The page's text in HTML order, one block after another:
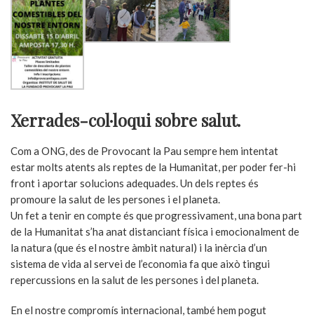
Xerrades-col·loqui sobre salut.
Com a ONG, des de Provocant la Pau sempre hem intentat
estar molts atents als reptes de la Humanitat, per poder fer-hi
front i aportar solucions adequades. Un dels reptes és
promoure la salut de les persones i el planeta.
Un fet a tenir en compte és que progressivament, una bona part
de la Humanitat s’ha anat distanciant física i emocionalment de
la natura (que és el nostre àmbit natural) i la inèrcia d’un
sistema de vida al servei de l’economia fa que això tingui
repercussions en la salut de les persones i del planeta.
En el nostre compromís internacional, també hem pogut